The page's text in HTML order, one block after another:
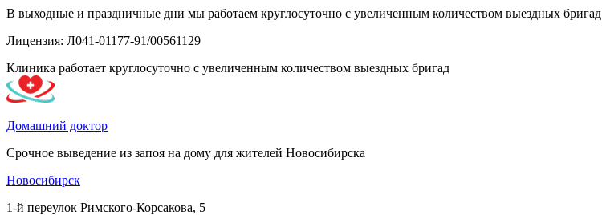
В выходные и праздничные дни мы работаем круглосуточно с увеличенным количеством выездных бригад
Лицензия: Л041-01177-91/00561129
Клиника работает круглосуточно с увеличенным количеством выездных бригад
Домашний доктор
Срочное выведение из запоя на дому для жителей Новосибирска
Новосибирск
1-й переулок Римского-Корсакова, 5